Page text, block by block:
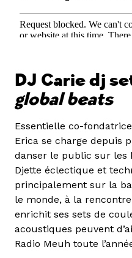
DJ Carie dj
global beats
Essentielle co-
Erica se charge depuis
danser le public sur les
Djette éclectique et
principalement sur la
le monde, à la
enrichit ses sets de
acoustiques peuvent
Radio Meuh toute